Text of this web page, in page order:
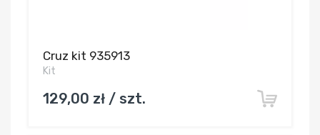
Cruz kit 935913
Kit
129,00 zł / szt.